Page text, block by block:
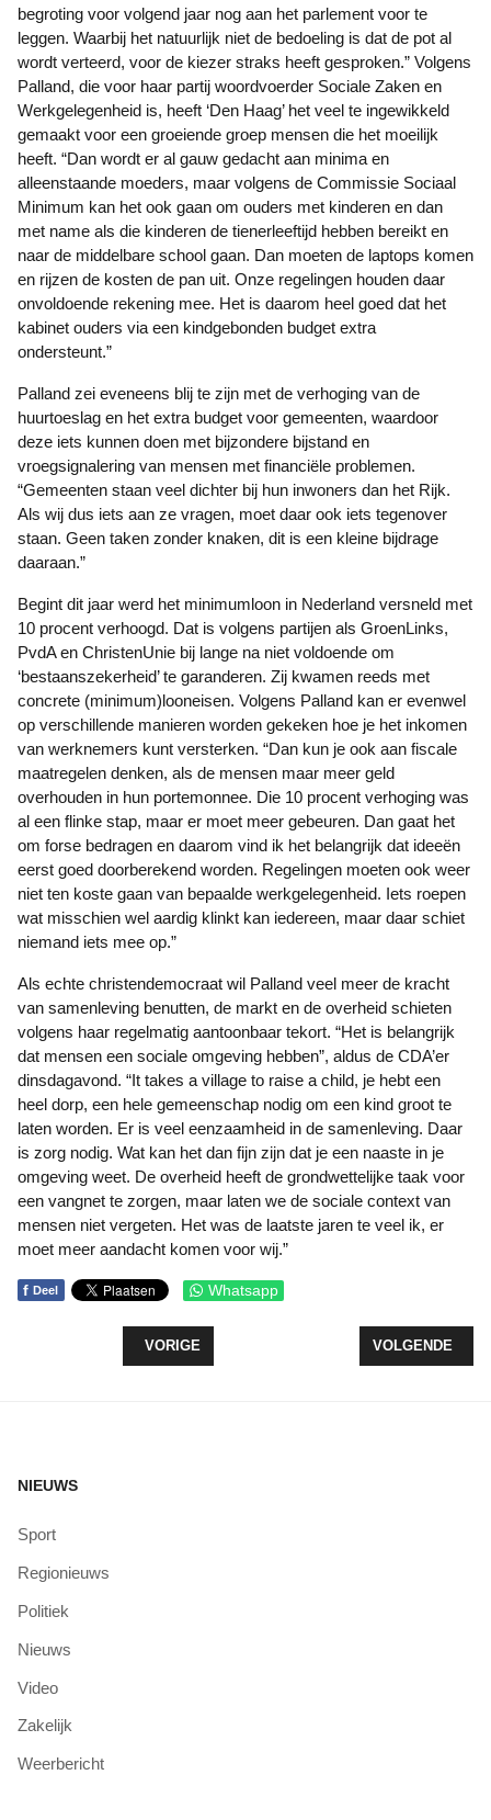
begroting voor volgend jaar nog aan het parlement voor te
leggen. Waarbij het natuurlijk niet de bedoeling is dat de pot al
wordt verteerd, voor de kiezer straks heeft gesproken.” Volgens
Palland, die voor haar partij woordvoerder Sociale Zaken en
Werkgelegenheid is, heeft ‘Den Haag’ het veel te ingewikkeld
gemaakt voor een groeiende groep mensen die het moeilijk
heeft. “Dan wordt er al gauw gedacht aan minima en
alleenstaande moeders, maar volgens de Commissie Sociaal
Minimum kan het ook gaan om ouders met kinderen en dan
met name als die kinderen de tienerleeftijd hebben bereikt en
naar de middelbare school gaan. Dan moeten de laptops komen
en rijzen de kosten de pan uit. Onze regelingen houden daar
onvoldoende rekening mee. Het is daarom heel goed dat het
kabinet ouders via een kindgebonden budget extra
ondersteunt.”
Palland zei eveneens blij te zijn met de verhoging van de
huurtoeslag en het extra budget voor gemeenten, waardoor
deze iets kunnen doen met bijzondere bijstand en
vroegsignalering van mensen met financiële problemen.
“Gemeenten staan veel dichter bij hun inwoners dan het Rijk.
Als wij dus iets aan ze vragen, moet daar ook iets tegenover
staan. Geen taken zonder knaken, dit is een kleine bijdrage
daaraan.”
Begint dit jaar werd het minimumloon in Nederland versneld met
10 procent verhoogd. Dat is volgens partijen als GroenLinks,
PvdA en ChristenUnie bij lange na niet voldoende om
‘bestaanszekerheid’ te garanderen. Zij kwamen reeds met
concrete (minimum)looneisen. Volgens Palland kan er evenwel
op verschillende manieren worden gekeken hoe je het inkomen
van werknemers kunt versterken. “Dan kun je ook aan fiscale
maatregelen denken, als de mensen maar meer geld
overhouden in hun portemonnee. Die 10 procent verhoging was
al een flinke stap, maar er moet meer gebeuren. Dan gaat het
om forse bedragen en daarom vind ik het belangrijk dat ideeën
eerst goed doorberekend worden. Regelingen moeten ook weer
niet ten koste gaan van bepaalde werkgelegenheid. Iets roepen
wat misschien wel aardig klinkt kan iedereen, maar daar schiet
niemand iets mee op.”
Als echte christendemocraat wil Palland veel meer de kracht
van samenleving benutten, de markt en de overheid schieten
volgens haar regelmatig aantoonbaar tekort. “Het is belangrijk
dat mensen een sociale omgeving hebben”, aldus de CDA’er
dinsdagavond. “It takes a village to raise a child, je hebt een
heel dorp, een hele gemeenschap nodig om een kind groot te
laten worden. Er is veel eenzaamheid in de samenleving. Daar
is zorg nodig. Wat kan het dan fijn zijn dat je een naaste in je
omgeving weet. De overheid heeft de grondwettelijke taak voor
een vangnet te zorgen, maar laten we de sociale context van
mensen niet vergeten. Het was de laatste jaren te veel ik, er
moet meer aandacht komen voor wij.”
f Deel Whatsapp
VORIG ARTIKEL: PRINSJESDAG, EEN MOOI
VORIGE VOLGENDE
VOLGENDE
NIEUWS
Sport
Regionieuws
Politiek
Nieuws
Video
Zakelijk
Weerbericht